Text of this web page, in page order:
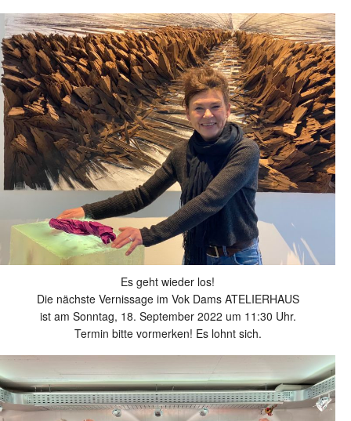
Es geht wieder los!
Die nächste Vernissage im Vok Dams ATELIERHAUS
ist am Sonntag, 18. September 2022 um 11:30 Uhr.
Termin bitte vormerken! Es lohnt sich.